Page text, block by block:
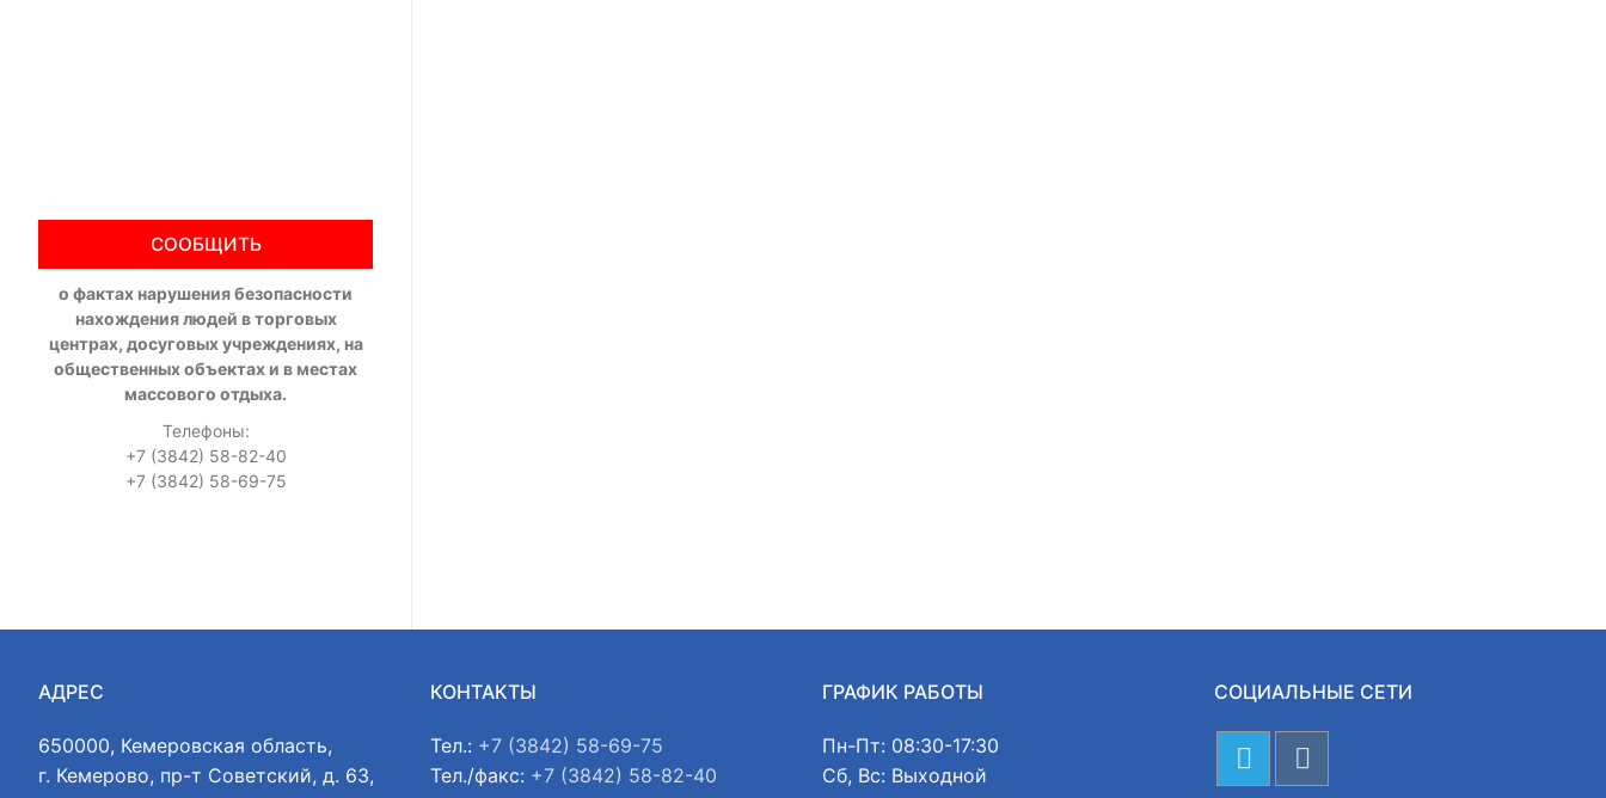
СООБЩИТЬ
о фактах нарушения безопасности
нахождения людей в торговых
центрах, досуговых учреждениях, на
общественных объектах и в местах
массового отдыха.
Телефоны:
+7 (3842) 58-82-40
+7 (3842) 58-69-75
АДРЕС
650000, Кемеровская область,
г. Кемерово, пр-т Советский, д. 63,
КОНТАКТЫ
Тел.: +7 (3842) 58-69-75
Тел./факс: +7 (3842) 58-82-40
ГРАФИК РАБОТЫ
Пн-Пт: 08:30-17:30
Сб, Вс: Выходной
СОЦИАЛЬНЫЕ СЕТИ